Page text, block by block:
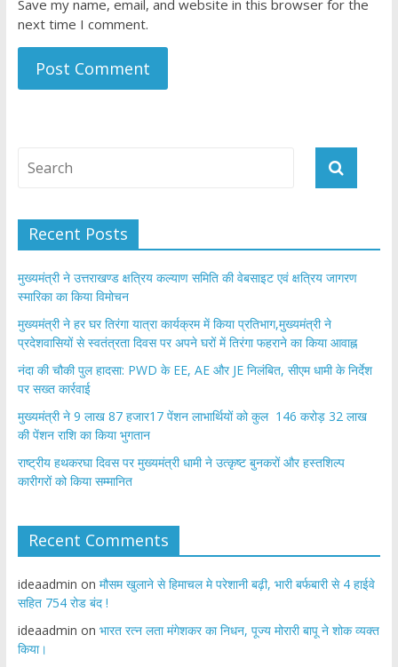
Save my name, email, and website in this browser for the
next time I comment.
Recent Posts
मुख्यमंत्री ने उत्तराखण्ड क्षत्रिय कल्याण समिति की वेबसाइट एवं क्षत्रिय जागरण
स्मारिका का किया विमोचन
मुख्यमंत्री ने हर घर तिरंगा यात्रा कार्यक्रम में किया प्रतिभाग,मुख्यमंत्री ने
प्रदेशवासियों से स्वतंत्रता दिवस पर अपने घरों में तिरंगा फहराने का किया आवाह्न
नंदा की चौकी पुल हादसा: PWD के EE, AE और JE निलंबित, सीएम धामी के निर्देश
पर सख्त कार्रवाई
मुख्यमंत्री ने 9 लाख 87 हजार17 पेंशन लाभार्थियों को कुल 146 करोड़ 32 लाख
की पेंशन राशि का किया भुगतान
राष्ट्रीय हथकरघा दिवस पर मुख्यमंत्री धामी ने उत्कृष्ट बुनकरों और हस्तशिल्प
कारीगरों को किया सम्मानित
Recent Comments
ideaadmin on मौसम खुलाने से हिमाचल मे परेशानी बढ़ी, भारी बर्फबारी से 4 हाईवे
सहित 754 रोड बंद !
ideaadmin on भारत रत्न लता मंगेशकर का निधन, पूज्य मोरारी बापू ने शोक व्यक्त
किया।